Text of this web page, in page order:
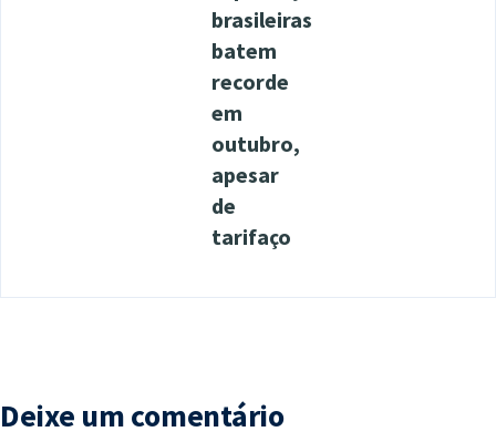
brasileiras
batem
recorde
em
outubro,
apesar
de
tarifaço
Deixe um comentário